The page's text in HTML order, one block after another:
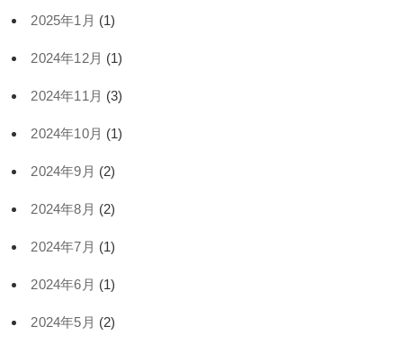
2025年1月 (1)
2024年12月 (1)
2024年11月 (3)
2024年10月 (1)
2024年9月 (2)
2024年8月 (2)
2024年7月 (1)
2024年6月 (1)
2024年5月 (2)